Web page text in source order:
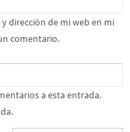
dirección de mi web en mi
comentario.
a esta entrada.